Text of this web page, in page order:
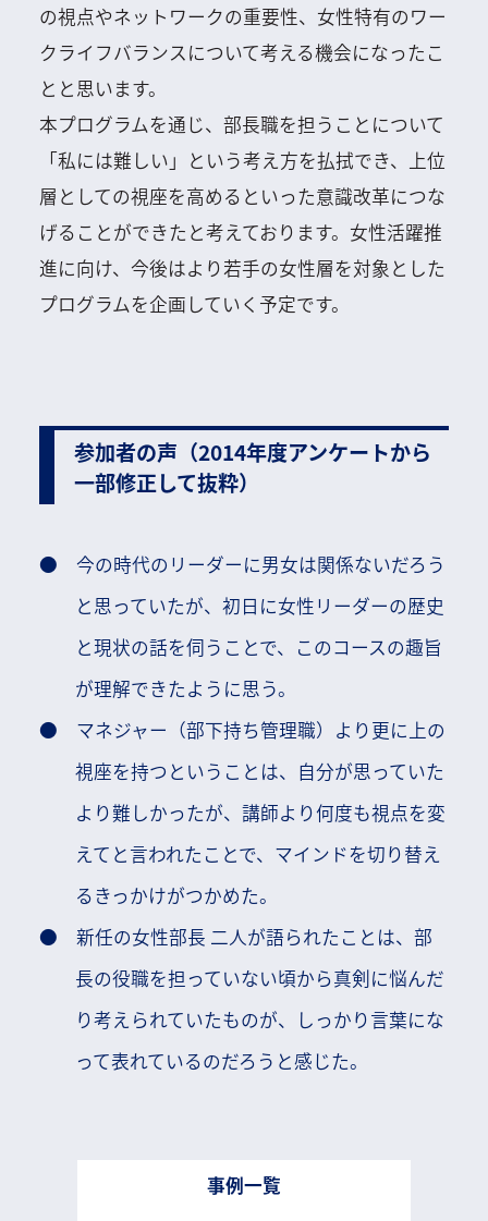
の視点やネットワークの重要性、女性特有のワー
クライフバランスについて考える機会になったこ
とと思います。
本プログラムを通じ、部長職を担うことについて
「私には難しい」という考え方を払拭でき、上位
層としての視座を高めるといった意識改革につな
げることができたと考えております。女性活躍推
進に向け、今後はより若手の女性層を対象とした
プログラムを企画していく予定です。
参加者の声（2014年度アンケートから
一部修正して抜粋）
今の時代のリーダーに男女は関係ないだろう
と思っていたが、初日に女性リーダーの歴史
と現状の話を伺うことで、このコースの趣旨
が理解できたように思う。
マネジャー（部下持ち管理職）より更に上の
視座を持つということは、自分が思っていた
より難しかったが、講師より何度も視点を変
えてと言われたことで、マインドを切り替え
るきっかけがつかめた。
新任の女性部長 二人が語られたことは、部
長の役職を担っていない頃から真剣に悩んだ
り考えられていたものが、しっかり言葉にな
って表れているのだろうと感じた。
事例一覧